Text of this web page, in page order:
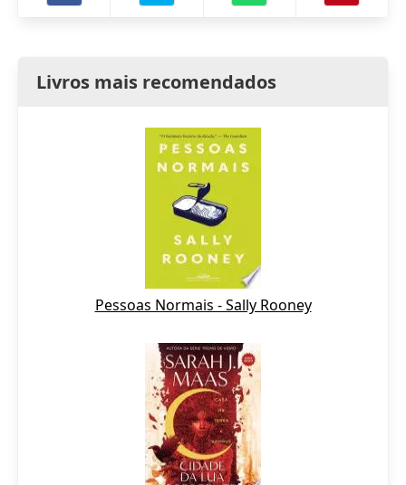
Livros mais recomendados
Pessoas Normais - Sally Rooney